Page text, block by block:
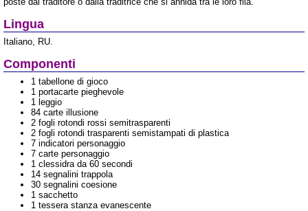
Lingua
Italiano, RU.
Componenti
1 tabellone di gioco
1 portacarte pieghevole
1 leggio
84 carte illusione
2 fogli rotondi rossi semitrasparenti
2 fogli rotondi trasparenti semistampati di plastica
7 indicatori personaggio
7 carte personaggio
1 clessidra da 60 secondi
14 segnalini trappola
30 segnalini coesione
1 sacchetto
1 tessera stanza evanescente